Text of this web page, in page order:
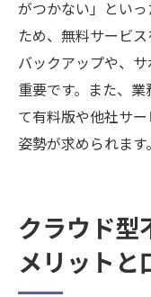
がつかない」とい
ため、無料サービ
バックアップや、
重要です。また、
て有料版や他社サ
姿勢が求められます。
クラウド型
メリットと